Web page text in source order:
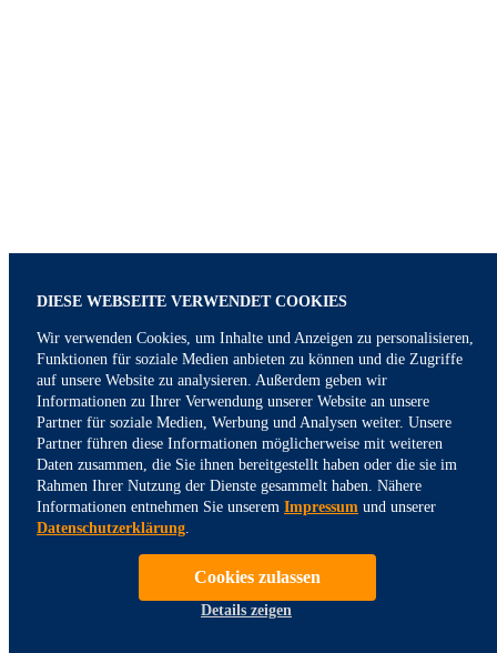
DIESE WEBSEITE VERWENDET COOKIES
Wir verwenden Cookies, um Inhalte und Anzeigen zu personalisieren,
Funktionen für soziale Medien anbieten zu können und die Zugriffe
auf unsere Website zu analysieren. Außerdem geben wir
Informationen zu Ihrer Verwendung unserer Website an unsere
Partner für soziale Medien, Werbung und Analysen weiter. Unsere
Partner führen diese Informationen möglicherweise mit weiteren
Daten zusammen, die Sie ihnen bereitgestellt haben oder die sie im
Rahmen Ihrer Nutzung der Dienste gesammelt haben. Nähere
Informationen entnehmen Sie unserem Impressum und unserer
Datenschutzerklärung.
Cookies zulassen
Details zeigen
Baufinanzierung Altenholz